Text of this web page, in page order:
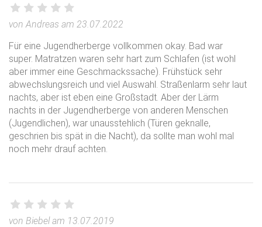
von Andreas am 23.07.2022
Für eine Jugendherberge vollkommen okay. Bad war
super. Matratzen waren sehr hart zum Schlafen (ist wohl
aber immer eine Geschmackssache). Frühstück sehr
abwechslungsreich und viel Auswahl. Straßenlarm sehr laut
nachts, aber ist eben eine Großstadt. Aber der Lärm
nachts in der Jugendherberge von anderen Menschen
(Jugendlichen), war unausstehlich (Türen geknalle,
geschrien bis spät in die Nacht), da sollte man wohl mal
noch mehr drauf achten.
von Biebel am 13.07.2019